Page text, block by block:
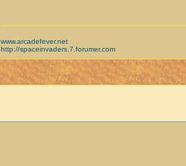
www.arcadefever.net
http://spaceinvaders.7.forumer.com